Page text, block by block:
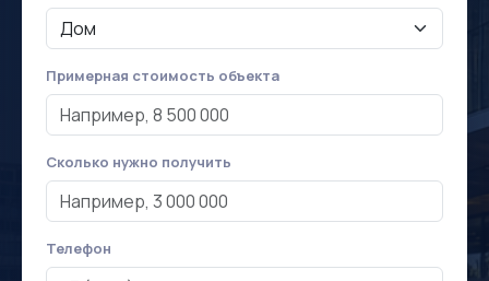
Примерная стоимость объекта
Сколько нужно получить
Телефон